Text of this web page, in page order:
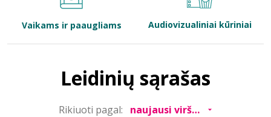
Bibliotekoms
Vaikams ir paaugliams Audiovizualiniai kūriniai
Leidinių sąrašas
Rikiuoti pagal: